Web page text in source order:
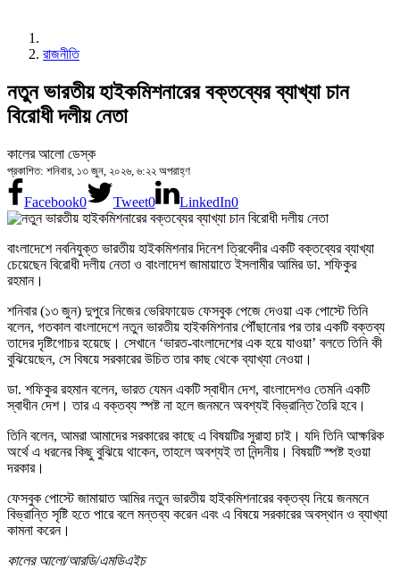
রাজনীতি
নতুন ভারতীয় হাইকমিশনারের বক্তব্যের ব্যাখ্যা চান
বিরোধী দলীয় নেতা
কালের আলো ডেস্ক
প্রকাশিত: শনিবার, ১৩ জুন, ২০২৬, ৬:২২ অপরাহ্ণ
Facebook0 Tweet0 LinkedIn0
বাংলাদেশে নবনিযুক্ত ভারতীয় হাইকমিশনার দিনেশ ত্রিবেদীর একটি বক্তব্যের ব্যাখ্যা
চেয়েছেন বিরোধী দলীয় নেতা ও বাংলাদেশ জামায়াতে ইসলামীর আমির ডা. শফিকুর
রহমান।
শনিবার (১৩ জুন) দুপুরে নিজের ভেরিফায়েড ফেসবুক পেজে দেওয়া এক পোস্টে তিনি
বলেন, গতকাল বাংলাদেশে নতুন ভারতীয় হাইকমিশনার পৌঁছানোর পর তার একটি বক্তব্য
তাদের দৃষ্টিগোচর হয়েছে। সেখানে ‘ভারত-বাংলাদেশের এক হয়ে যাওয়া’ বলতে তিনি কী
বুঝিয়েছেন, সে বিষয়ে সরকারের উচিত তার কাছ থেকে ব্যাখ্যা নেওয়া।
ডা. শফিকুর রহমান বলেন, ভারত যেমন একটি স্বাধীন দেশ, বাংলাদেশও তেমনি একটি
স্বাধীন দেশ। তার এ বক্তব্য স্পষ্ট না হলে জনমনে অবশ্যই বিভ্রান্তি তৈরি হবে।
তিনি বলেন, আমরা আমাদের সরকারের কাছে এ বিষয়টির সুরাহা চাই। যদি তিনি আক্ষরিক
অর্থে এ ধরনের কিছু বুঝিয়ে থাকেন, তাহলে অবশ্যই তা নিন্দনীয়। বিষয়টি স্পষ্ট হওয়া
দরকার।
ফেসবুক পোস্টে জামায়াত আমির নতুন ভারতীয় হাইকমিশনারের বক্তব্য নিয়ে জনমনে
বিভ্রান্তি সৃষ্টি হতে পারে বলে মন্তব্য করেন এবং এ বিষয়ে সরকারের অবস্থান ও ব্যাখ্যা
কামনা করেন।
কালের আলো/আরডি/এমডিএইচ